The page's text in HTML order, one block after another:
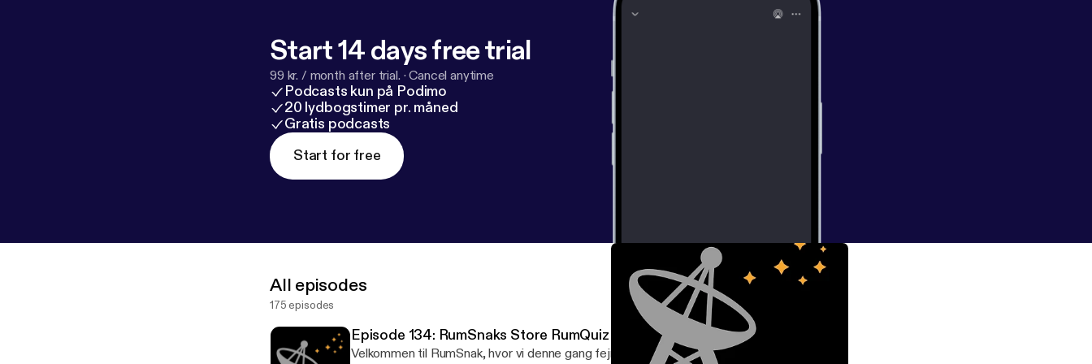
Start 14 days free trial
99 kr. / month after trial. ·Cancel anytime
Podcasts kun på Podimo
20 lydbogstimer pr. måned
Gratis podcasts
Start for free
All episodes
175 episodes
Episode 134: RumSnaks Store RumQuiz om Månen
Velkommen til RumSnak, hvor vi denne gang fejrer afslutningen af forårssæsonen